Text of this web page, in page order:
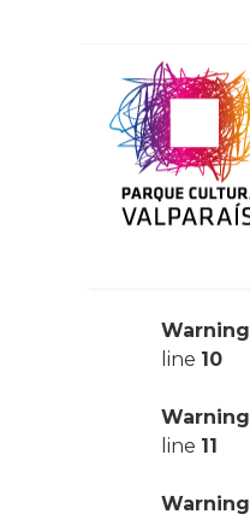
Warning
line 10
Warning
line 11
Warning